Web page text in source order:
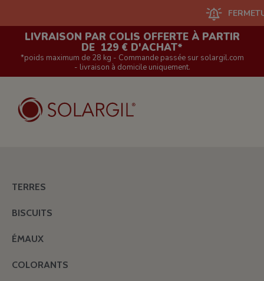
FERMETURE
LIVRAISON PAR COLIS OFFERTE À PARTIR
DE 129 € D'ACHAT*
*poids maximum de 28 kg - Commande passée sur solargil.com
- livraison à domicile uniquement.
TERRES
BISCUITS
ÉMAUX
COLORANTS